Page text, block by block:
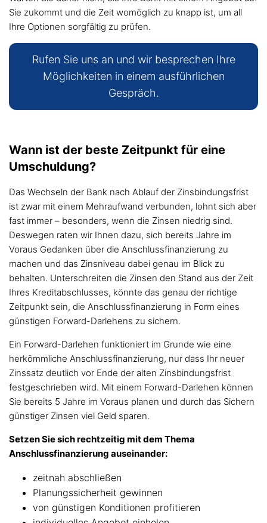
Sie zukommt und die Zeit womöglich zu knapp ist, um all
Ihre Optionen sorgfältig zu prüfen.
Rufen Sie uns an und wir besprechen Ihre
Möglichkeiten in einem ausführlichen
Gespräch.
Wann ist der beste Zeitpunkt für eine
Umschuldung?
Das Wechseln der Bank nach Ablauf der Zinsbindungsfrist
ist zwar mit einem Mehraufwand verbunden, lohnt sich aber
fast immer – besonders, wenn die Zinsen niedrig sind.
Deswegen raten wir Ihnen dazu, sich bereits Jahre im
Voraus Gedanken über die Anschlussfinanzierung zu
machen und das Zinsniveau dabei genau im Blick zu
behalten. Unterschreiten die Zinsen den Stand aus der Zeit
Ihres Kreditabschlusses, könnte das genau der richtige
Zeitpunkt sein, die Anschlussfinanzierung in Form eines
günstigen Forward-Darlehens zu sichern.
Ein Forward-Darlehen funktioniert im Grunde wie eine
herkömmliche Anschlussfinanzierung, nur dass Ihr neuer
Zinssatz deutlich vor Ende der alten Zinsbindungsfrist
festgeschrieben wird. Mit einem Forward-Darlehen können
Sie bereits 5 Jahre im Voraus planen und durch das Sichern
günstiger Zinsen viel Geld sparen.
Setzen Sie sich rechtzeitig mit dem Thema
Anschlussfinanzierung auseinander:
zeitnah abschließen
Planungssicherheit gewinnen
von günstigen Konditionen profitieren